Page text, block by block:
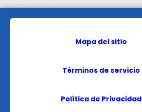
Mapa del sitio
Términos de servicio
Política de Privacidad